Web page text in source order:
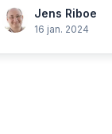
Jens Riboe
16 jan. 2024